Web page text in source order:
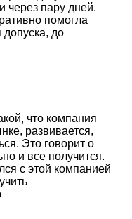
через пару дней.
помогла
допуска, до
что компания
развивается,
Это говорит о
и все получится.
с этой компанией